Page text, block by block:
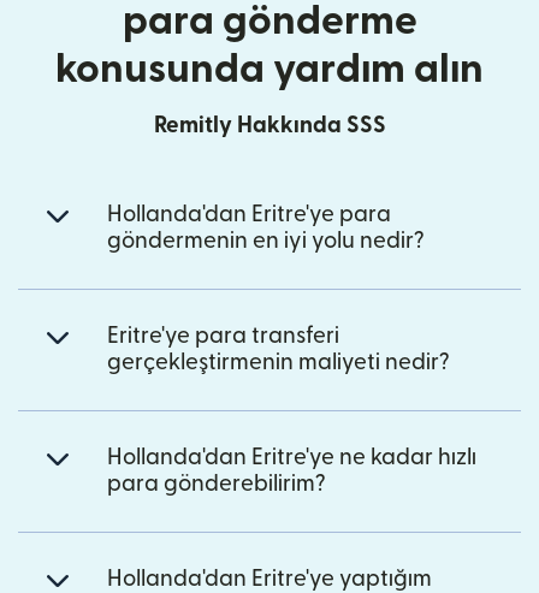
para gönderme
konusunda yardım alın
Remitly Hakkında SSS
Hollanda'dan Eritre'ye para
göndermenin en iyi yolu nedir?
Eritre'ye para transferi
gerçekleştirmenin maliyeti nedir?
Hollanda'dan Eritre'ye ne kadar hızlı
para gönderebilirim?
Hollanda'dan Eritre'ye yaptığım